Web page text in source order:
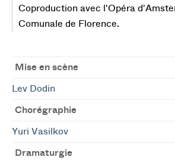
Coproduction avec l'Opéra
Comunale de Florence.
Mise en scène
Lev Dodin
Chorégraphie
Yuri Vasilkov
Dramaturgie